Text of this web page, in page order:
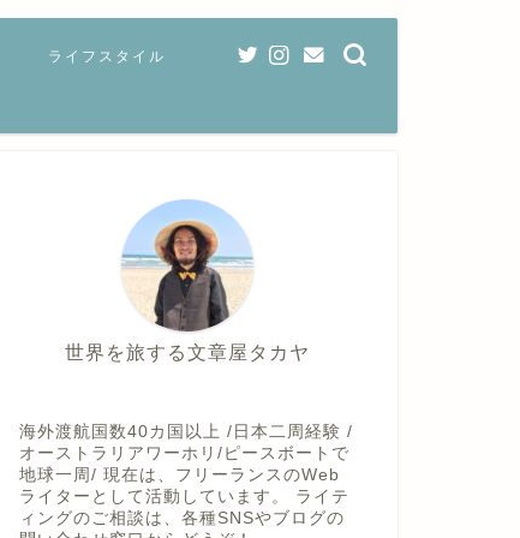
ライフスタイル
世界を旅する文章屋タカヤ
海外渡航国数40カ国以上 /日本二周経験 /
オーストラリアワーホリ/ピースボートで
地球一周/ 現在は、フリーランスのWeb
ライターとして活動しています。 ライテ
ィングのご相談は、各種SNSやブログの